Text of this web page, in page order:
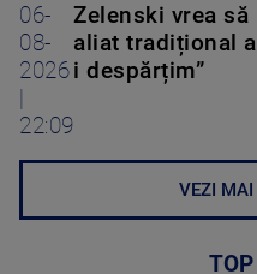
06-
08-
2026
|
22:09
Zelenski vrea
aliat tradițional
i despărțim”
VEZI MAI